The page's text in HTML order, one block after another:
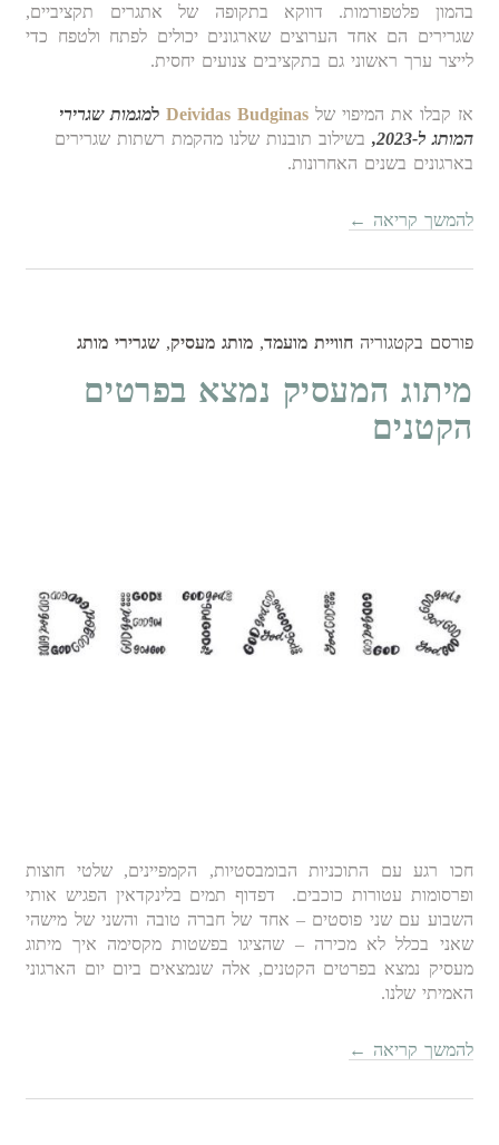
בהמון פלטפורמות. דווקא בתקופה של אתגרים תקציביים,
שגרירים הם אחד הערוצים שארגונים יכולים לפתח ולטפח כדי
לייצר ערך ראשוני גם בתקציבים צנועים יחסית.
אז קבלו את המיפוי שלDeividas Budginas למגמות שגרירי
המותגל-2023,
בשילוב תובנות שלנו מהקמת רשתות שגרירים
בארגונים בשנים האחרונות.
להמשך קריאה ←
פורסם בקטגוריהחוויית מועמד,מותג מעסיק,שגרירי מותג
מיתוג המעסיק נמצא בפרטים
הקטנים
חכו רגע עם התוכניות הבומבסטיות, הקמפיינים, שלטי חוצות
ופרסומות עטורות כוכבים. דפדוף תמים בלינקדאין הפגיש אותי
השבוע עם שני פוסטים – אחד של חברה טובה והשני של מישהי
שאני בכלל לא מכירה – שהציגו בפשטות מקסימה איך מיתוג
מעסיק נמצא בפרטים הקטנים, אלה שנמצאים ביום יום הארגוני
האמיתי שלנו.
להמשך קריאה ←